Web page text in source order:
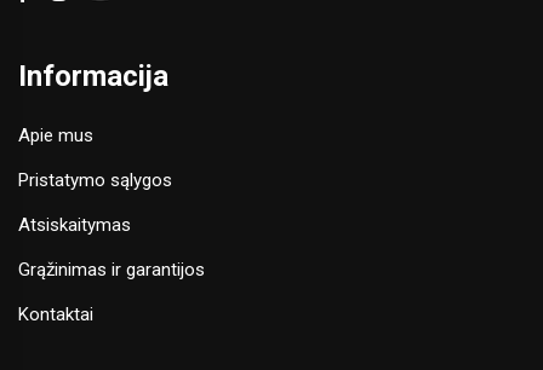
Informacija
Apie mus
Pristatymo sąlygos
Atsiskaitymas
Grąžinimas ir garantijos
Kontaktai